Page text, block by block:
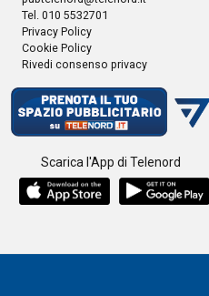
Tel. 010 5532701
Privacy Policy
Cookie Policy
Rivedi consenso privacy
Scarica l'App di Telenord